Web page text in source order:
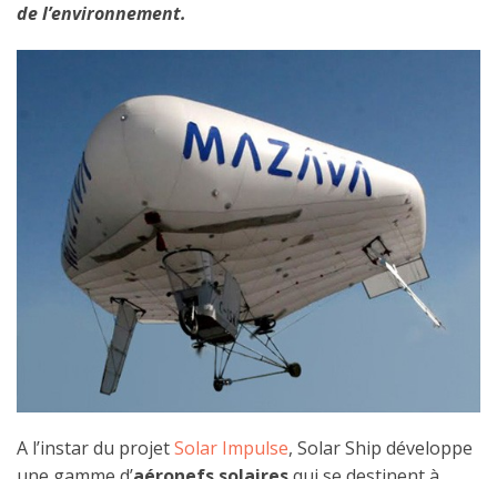
de l’environnement.
A l’instar du projetSolar Impulse, Solar Ship développe